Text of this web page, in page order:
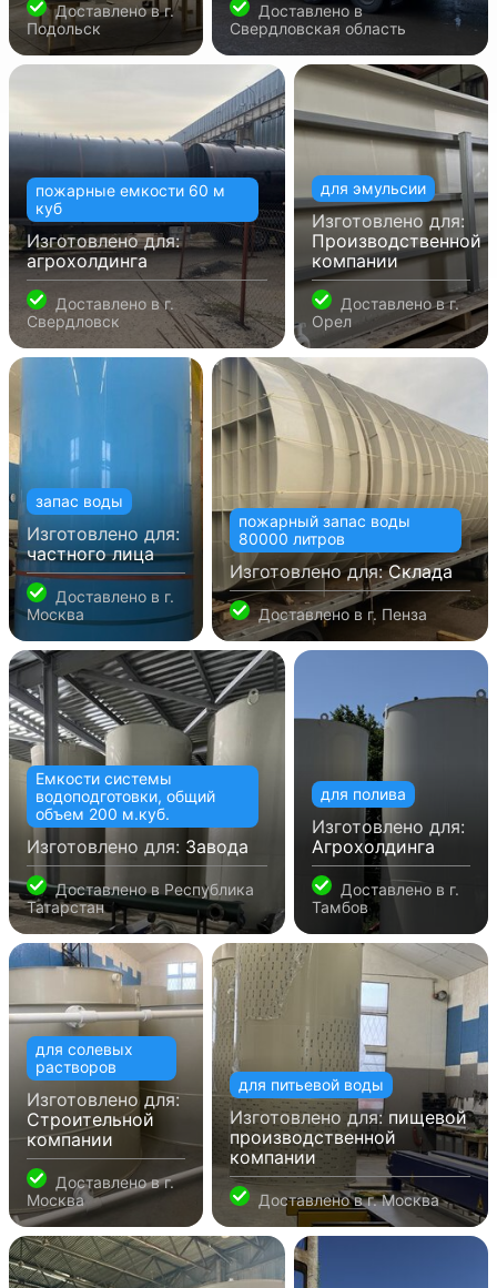
Доставлено вг.
Подольск
Доставлено в
Свердловская область
пожарные емкости 60 м
куб
Изготовлено для:
агрохолдинга
Доставлено вг.
Свердловск
для эмульсии
Изготовлено для:
Производственной
компании
Доставлено вг.
Орел
запас воды
Изготовлено для:
частного лица
Доставлено в г.
Москва
пожарный запас воды
80000 литров
Изготовлено для:Склада
Доставлено в г. Пенза
Емкости системы
водоподготовки, общий
объем 200 м.куб.
Изготовлено для: Завода
Доставлено в Республика
Татарстан
для полива
Изготовлено для:
Агрохолдинга
Доставлено в г.
Тамбов
для солевых
растворов
Изготовлено для:
Строительной
компании
Доставлено вг.
Москва
для питьевой воды
Изготовлено для: пищевой
производственной
компании
Доставлено вг. Москва